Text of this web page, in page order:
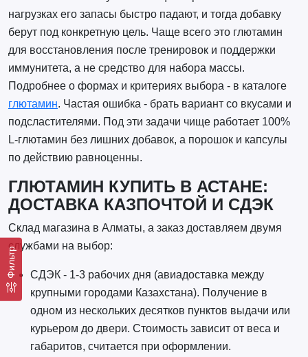
Фильтр
нагрузках его запасы быстро падают, и тогда добавку
берут под конкретную цель. Чаще всего это глютамин
для восстановления после тренировок и поддержки
иммунитета, а не средство для набора массы.
Подробнее о формах и критериях выбора - в каталоге
глютамин. Частая ошибка - брать вариант со вкусами и
подсластителями. Под эти задачи чище работает 100%
L-глютамин без лишних добавок, а порошок и капсулы
по действию равноценны.
ГЛЮТАМИН КУПИТЬ В АСТАНЕ:
ДОСТАВКА КАЗПОЧТОЙ И СДЭК
Склад магазина в Алматы, а заказ доставляем двумя
службами на выбор:
СДЭК - 1-3 рабочих дня (авиадоставка между
крупными городами Казахстана). Получение в
одном из нескольких десятков пунктов выдачи или
курьером до двери. Стоимость зависит от веса и
габаритов, считается при оформлении.